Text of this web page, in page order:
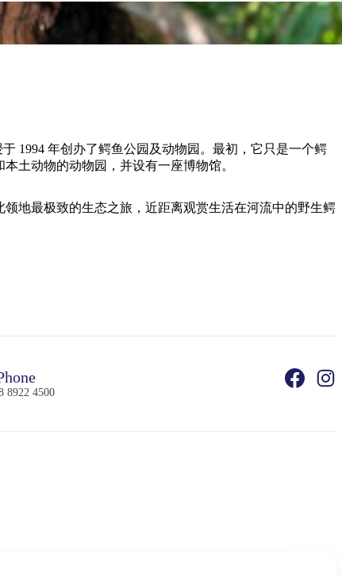
1994 年创办了鳄鱼公园及动物园。最初，它只是一个鳄
土动物的动物园，并设有一座博物馆。
地最极致的生态之旅，近距离观赏生活在河流中的野生鳄
8922 4500